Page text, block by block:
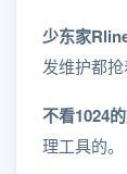
少东家Rline
发维护都抢
不看1024的
理工具的。